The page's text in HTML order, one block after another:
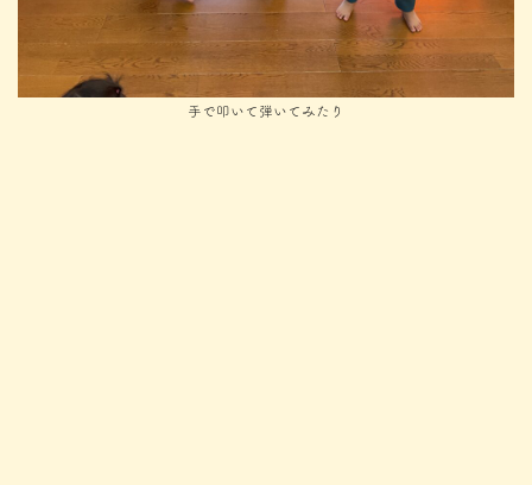
手で叩いて弾いてみたり